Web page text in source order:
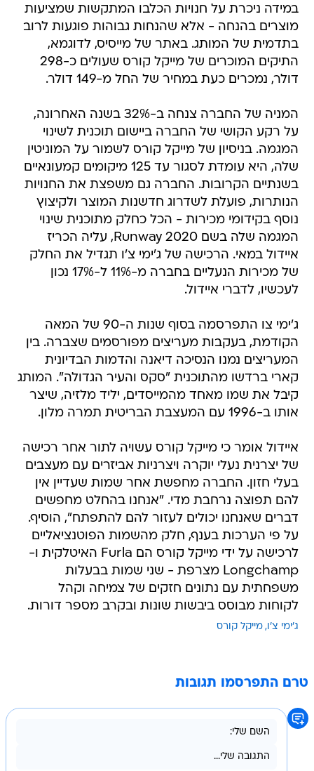
במידה ניכרת על חנויות הכלבו המתקשות שמציעות
מוצרים בהנחה - אלא שהנחות גבוהות פוגעות לרוב
בתדמית של המותג. באתר של מייסיס, לדוגמא,
התיקים המוכרים של מייקל קורס שעולים כ-298
דולר, נמכרים כעת במחיר של החל מ-149 דולר.
המניה של החברה צנחה ב-32% בשנה האחרונה,
על רקע הקושי של החברה ביישום תוכנית לשינוי
המגמה. בניסיון של מייקל קורס לשמור על המוניטין
שלה, היא עומדת לסגור עד 125 מיקומים קמעונאיים
בשנתיים הקרובות. החברה גם משפצת את החנויות
הנותרות, פועלת לשדרוג חדשנות המוצר ולקיצוץ
נוסף בקידומי מכירות - הכל כחלק מתוכנית שינוי
המגמה שלה בשם Runway 2020, עליה הכריז
איידול במאי. הרכישה של ג'ימי צ'ו תגדיל את החלק
של מכירות הנעליים בחברה מ-11% ל-17% נכון
לעכשיו, לדברי איידול.
ג'ימי צו התפרסמה בסוף שנות ה-90 של המאה
הקודמת, בעקבות מעריצים מפורסמים שצברה. בין
המעריצים נמנו הנסיכה דיאנה והדמות הבדיונית
קארי ברדשו מהתוכנית "סקס והעיר הגדולה". המותג
קיבל את שמו מאחד מהמייסדים, יליד מלזיה, שיצר
אותו ב-1996 עם המעצבת הבריטית תמרה מלון.
איידול אומר כי מייקל קורס עשויה לתור אחר רכישה
של יצרנית נעלי יוקרה ויצרניות אביזרים עם מעצבים
בעלי חזון. החברה מחפשת אחר שמות שעדיין אין
להם תפוצה נרחבת מדי. "אנחנו בהחלט מחפשים
דברים שאנחנו יכולים לעזור להם להתפתח", הוסיף.
על פי הערכות בענף, חלק מהשמות הפוטנציאליים
לרכישה על ידי מייקל קורס הם Furla האיטלקית ו-
Longchamp מצרפת - שני שמות בבעלות
משפחתית עם נתונים חזקים של צמיחה וקהל
לקוחות מבוסס ביבשות שונות ובקרב מספר דורות.
ג'ימי צ'ו מייקל קורס
טרם התפרסמו תגובות